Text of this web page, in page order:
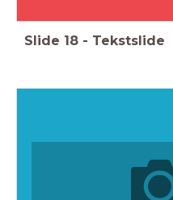
Slide 18 - Tekstslide